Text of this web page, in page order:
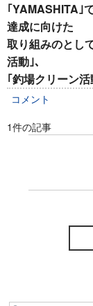
｢YAMASHITA｣
達成に向けた
取り組みのとし
活動｣､
｢釣場クリーン
コメント
1件の記事